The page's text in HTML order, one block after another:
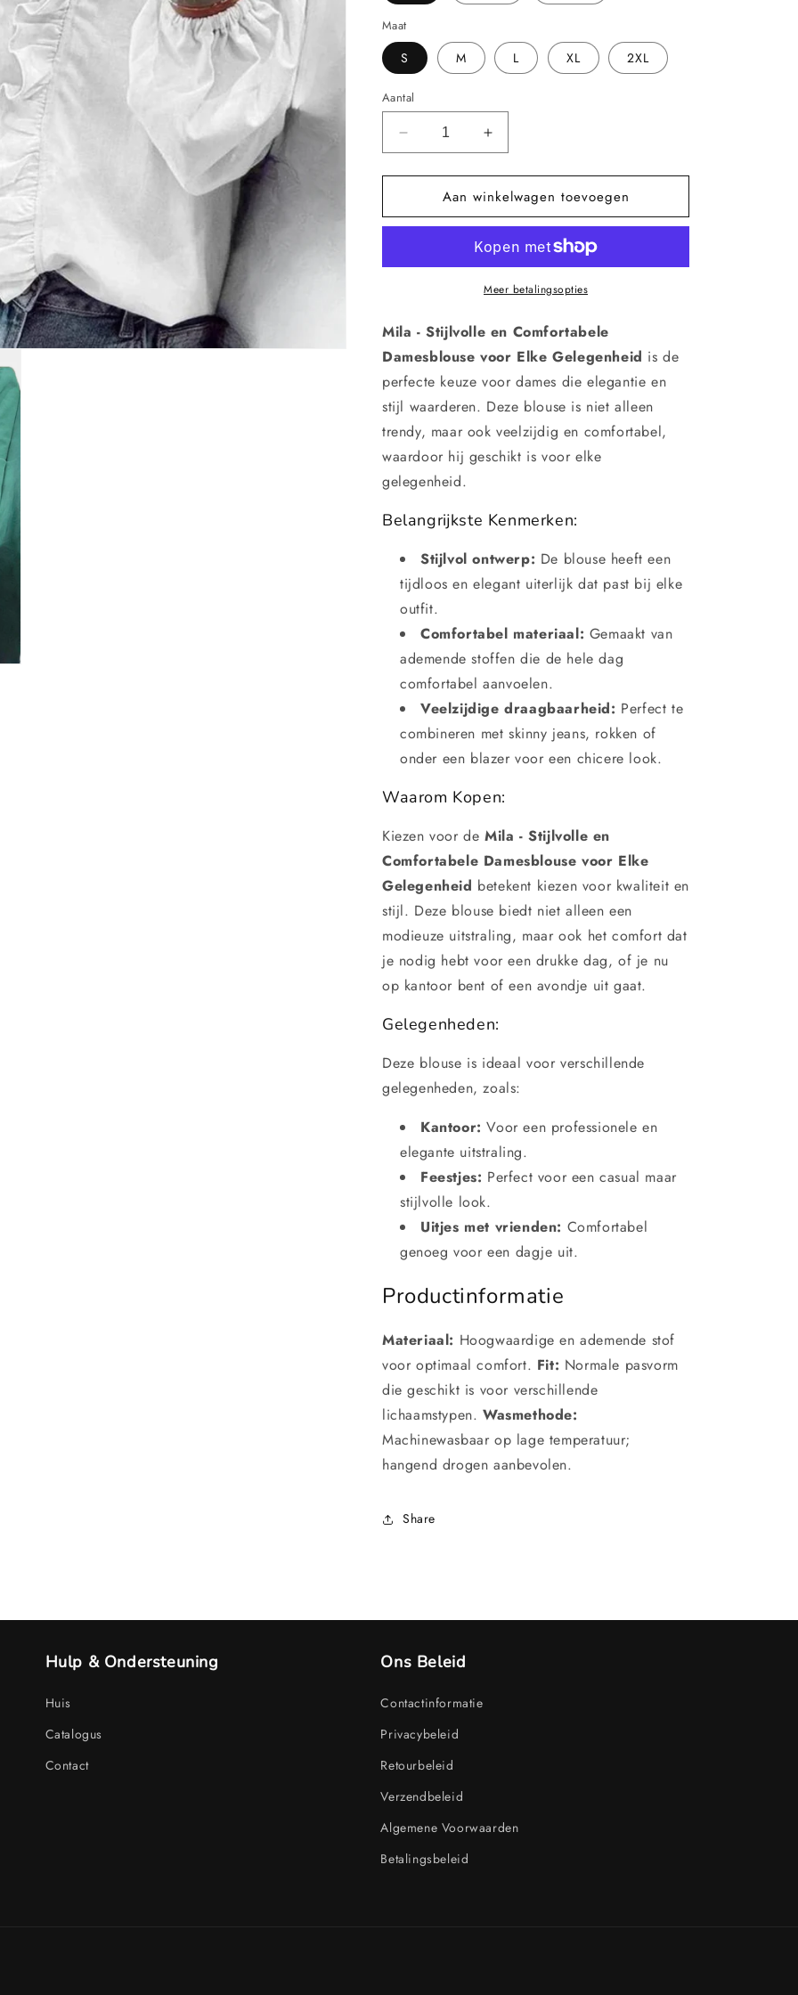
Maat
S M L XL 2XL
Aantal
Aantal
verlagen
voor
-
Comfortabele
Damesblouse
Elke
Gelegenheid
Aantal
verhogen
voor
Mila
-
en
Comfortabele
Damesblouse
Elke
Gelegenheid
Aan winkelwagen toevoegen
Meer betalingsopties
Mila - Stijlvolle en Comfortabele
Damesblouse voor Elke Gelegenheid is de
perfecte keuze voor dames die elegantie en
stijl waarderen. Deze blouse is niet alleen
trendy, maar ook veelzijdig en comfortabel,
waardoor hij geschikt is voor elke
gelegenheid.
Belangrijkste Kenmerken:
Stijlvol ontwerp: De blouse heeft een
tijdloos en elegant uiterlijk dat past bij elke
outfit.
Comfortabel materiaal: Gemaakt van
ademende stoffen die de hele dag
comfortabel aanvoelen.
Veelzijdige draagbaarheid: Perfect te
combineren met skinny jeans, rokken of
onder een blazer voor een chicere look.
Waarom Kopen:
Kiezen voor de Mila - Stijlvolle en
Comfortabele Damesblouse voor Elke
Gelegenheid betekent kiezen voor kwaliteit en
stijl. Deze blouse biedt niet alleen een
modieuze uitstraling, maar ook het comfort dat
je nodig hebt voor een drukke dag, of je nu
op kantoor bent of een avondje uit gaat.
Gelegenheden:
Deze blouse is ideaal voor verschillende
gelegenheden, zoals:
Kantoor: Voor een professionele en
elegante uitstraling.
Feestjes: Perfect voor een casual maar
stijlvolle look.
Uitjes met vrienden: Comfortabel
genoeg voor een dagje uit.
Productinformatie
Materiaal: Hoogwaardige en ademende stof
voor optimaal comfort. Fit: Normale pasvorm
die geschikt is voor verschillende
lichaamstypen. Wasmethode:
Machinewasbaar op lage temperatuur;
hangend drogen aanbevolen.
Share
Hulp & Ondersteuning
Huis
Catalogus
Contact
Ons Beleid
Contactinformatie
Privacybeleid
Retourbeleid
Verzendbeleid
Algemene Voorwaarden
Betalingsbeleid